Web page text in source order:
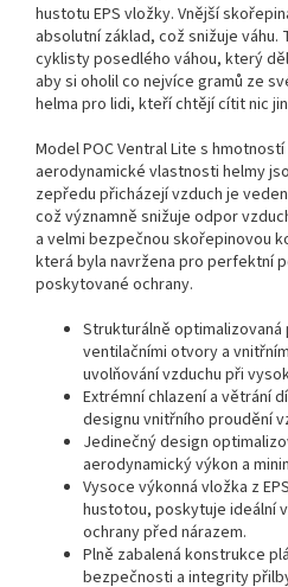
hustotu EPS vložky. Vnější
absolutní základ, což snižuje váhu.
cyklisty posedlého váhou, který
aby si oholil co nejvíce gramů ze
helma pro lidi, kteří chtějí cítit nic
Model POC Ventral Lite s
aerodynamické vlastnosti helmy
zepředu přicházejí vzduch je
což významně snižuje odpor
a velmi bezpečnou skořepinovou
která byla navržena pro perfektní
poskytované ochrany.
Strukturálně optimalizovaná
ventilačními otvory a
uvolňování vzduchu při
Extrémní chlazení a větrání
designu vnitřního proudění
Jedinečný design
aerodynamický výkon a
Vysoce výkonná vložka z
hustotou, poskytuje ideální
ochrany před nárazem.
Plně zabalená konstrukce
bezpečnosti a integrity